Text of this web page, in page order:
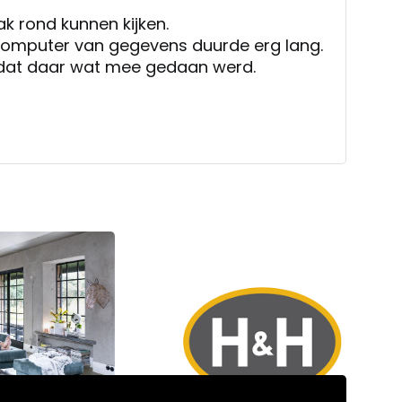
rond kunnen kijken.
van gegevens duurde erg lang.
daar wat mee gedaan werd.